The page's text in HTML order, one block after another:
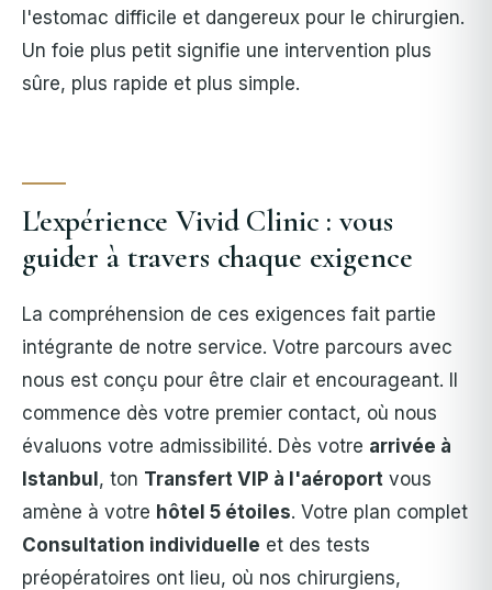
l'estomac difficile et dangereux pour le chirurgien.
Un foie plus petit signifie une intervention plus
sûre, plus rapide et plus simple.
L'expérience Vivid Clinic : vous
guider à travers chaque exigence
La compréhension de ces exigences fait partie
intégrante de notre service. Votre parcours avec
nous est conçu pour être clair et encourageant. Il
commence dès votre premier contact, où nous
évaluons votre admissibilité. Dès votre arrivée à
Istanbul, ton Transfert VIP à l'aéroport vous
amène à votre hôtel 5 étoiles. Votre plan complet
Consultation individuelle et des tests
préopératoires ont lieu, où nos chirurgiens,